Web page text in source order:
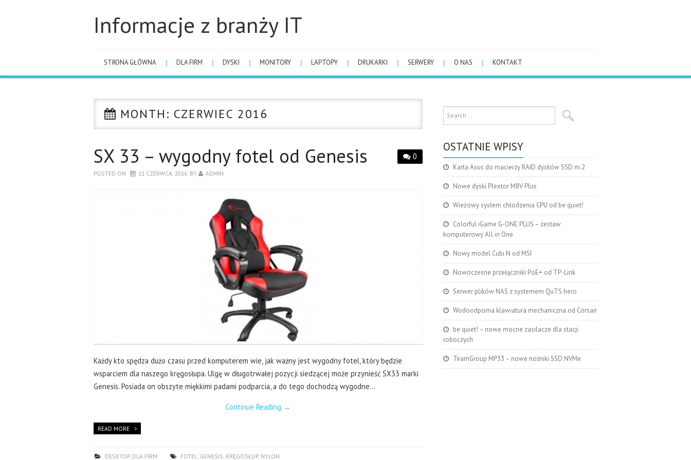
Informacje z branży IT
STRONA GŁÓWNA DLA FIRM DYSKI MONITORY LAPTOPY DRUKARKI SERWERY O NAS KONTAKT
MONTH: CZERWIEC 2016
0
SX 33 – wygodny fotel od Genesis
POSTED ON 11 CZERWCA, 2016 BY ADMIN
Każdy kto spędza dużo czasu przed komputerem wie, jak ważny jest wygodny fotel, który będzie
wsparciem dla naszego kręgosłupa. Ulgę w długotrwałej pozycji siedzącej może przynieść SX33 marki
Genesis. Posiada on obszyte miękkimi padami podparcia, a do tego dochodzą wygodne…
Continue Reading →
READ MORE
DESKTOP, DLA FIRM FOTEL GENESIS KRĘGOSŁUP, NYLON
OSTATNIE WPISY
Karta Asus do macierzy RAID dysków SSD m.2
Nowe dyski Plextor M8V Plus
Wieżowy system chłodzenia CPU od be quiet!
Colorful iGame G-ONE PLUS – zestaw
komputerowy All in One
Nowy model Cubi N od MSI
Nowoczesne przełączniki PoE+ od TP-Link
Serwer plików NAS z systemem QuTS hero
Wodoodporna klawiatura mechaniczna od Corsair
be quiet! – nowe mocne zasilacze dla stacji
roboczych
TeamGroup MP33 – nowe nośniki SSD NVMe